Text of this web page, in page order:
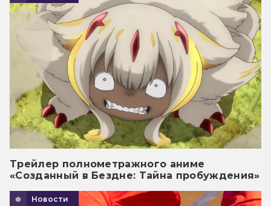
Трейлер полнометражного аниме
«Созданный в Бездне: Тайна пробуждения»
Новости